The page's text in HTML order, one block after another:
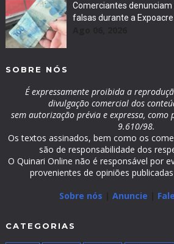
Comerciantes
falsas durante a Expoacre
SOBRE NÓS
É expressamente proibida a
divulgação comercial dos
sem autorização prévia e expressa, como
9.610/98.
Os textos assinados, bem como os
são de responsabilidade dos
O Quinari Online não é responsável por
provenientes de opiniões
Sobre nós
Anuncie
CATEGORIAS